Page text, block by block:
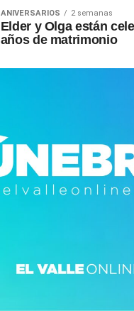
ANIVERSARIOS 2 semanas
Elder y Olga están
años de matrimonio